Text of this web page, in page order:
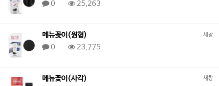
0
25,263
새창
메뉴꽂이(원형)
0
23,775
새창
메뉴꽂이(사각)